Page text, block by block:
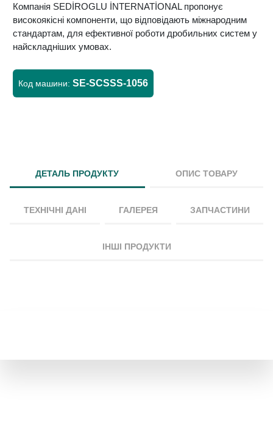
Компанія SEDİROGLU İNTERNATİONAL пропонує
високоякісні компоненти, що відповідають міжнародним
стандартам, для ефективної роботи дробильних систем у
найскладніших умовах.
Код машини: SE-SCSSS-1056
ДЕТАЛЬ ПРОДУКТУ ОПИС ТОВАРУ
ТЕХНІЧНІ ДАНІ ГАЛЕРЕЯ ЗАПЧАСТИНИ
ІНШІ ПРОДУКТИ